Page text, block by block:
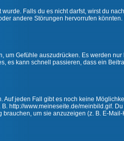
Falls du es nicht darfst, wirst du
andere Störungen hervorrufen
um Gefühle auszudrücken. Es werden
es kann schnell passieren, dass ein
Auf jeden Fall gibt es noch keine
http://www.meineseite.de/meinbild.gif.
um sie anzuzeigen (z. B. E-